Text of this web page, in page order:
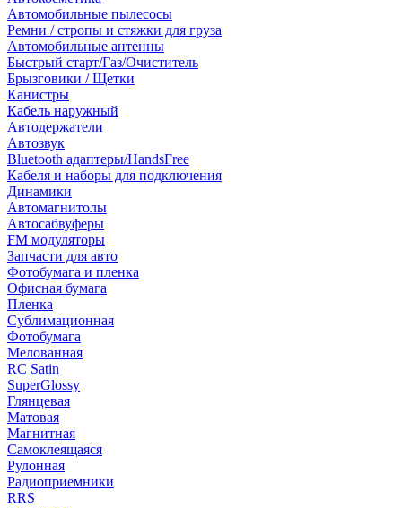
Автомобильные пылесосы
Ремни / стропы и стяжки для груза
Автомобильные антенны
Быстрый старт/Газ/Очиститель
Брызговики / Щетки
Канистры
Кабель наружный
Автодержатели
Автозвук
Bluetooth адаптеры/HandsFree
Кабеля и наборы для подключения
Динамики
Автомагнитолы
Автосабвуферы
FM модуляторы
Запчасти для авто
Фотобумага и пленка
Офисная бумага
Пленка
Сублимационная
Фотобумага
Мелованная
RC Satin
SuperGlossy
Глянцевая
Матовая
Магнитная
Самоклеящаяся
Рулонная
Радиоприемники
RRS